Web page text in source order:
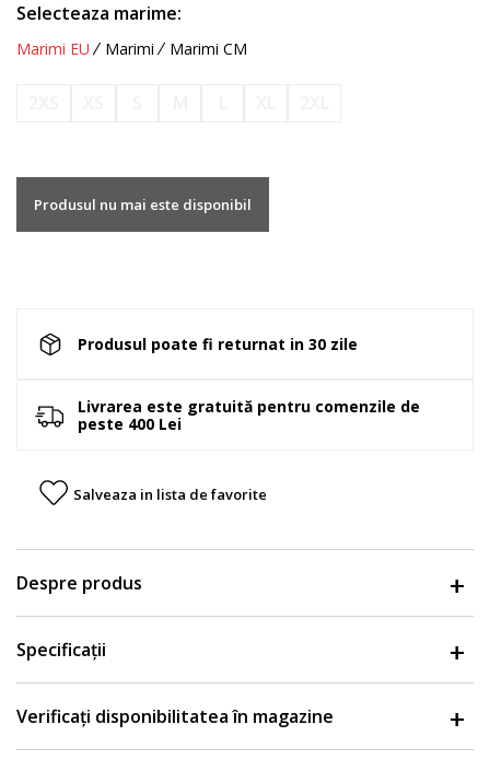
Selecteaza marime:
Marimi EU Marimi Marimi CM
Produsul nu mai este disponibil
Produsul poate fi returnat in 30 zile
Livrarea este gratuită pentru comenzile de
peste 400 Lei
Salveaza in lista de favorite
Despre produs
Specificații
Verificați disponibilitatea în magazine